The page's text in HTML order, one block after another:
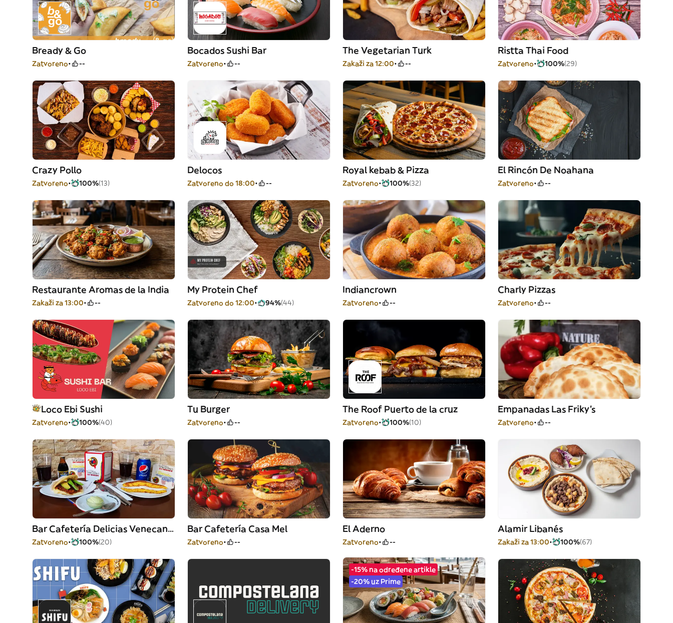
Bready & Go
Zatvoreno --
Bocados Sushi Bar
Zatvoreno --
The Vegetarian Turk
Zakaži za 12:00 --
Ristta Thai Food
Zatvoreno 100%(29)
Crazy Pollo
Zatvoreno 100%(13)
Delocos
Zatvoreno do 18:00 --
Royal kebab & Pizza
Zatvoreno 100%(32)
El Rincón De Noahana
Zatvoreno --
Restaurante Aromas de la India
Zakaži za 13:00 --
My Protein Chef
Zatvoreno do 12:00 94%(44)
Indiancrown
Zatvoreno --
Charly Pizzas
Zatvoreno --
Loco Ebi Sushi
Zatvoreno 100%(40)
Tu Burger
Zatvoreno --
The Roof Puerto de la cruz
Zatvoreno 100%(10)
Empanadas Las Friky's
Zatvoreno --
Bar Cafetería Delicias Venecanarias
Zatvoreno 100%(20)
Bar Cafetería Casa Mel
Zatvoreno --
El Aderno
Zatvoreno --
Alamir Libanés
Zakaži za 13:00 100%(67)
-15% na određene artikle
-20% uz Prime